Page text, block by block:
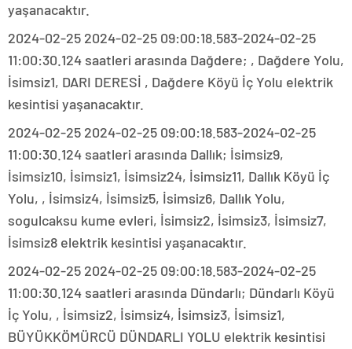
yaşanacaktır.
2024-02-25 2024-02-25 09:00:18.583-2024-02-25
11:00:30.124 saatleri arasında Dağdere; , Dağdere Yolu,
İsimsiz1, DARI DERESİ , Dağdere Köyü İç Yolu elektrik
kesintisi yaşanacaktır.
2024-02-25 2024-02-25 09:00:18.583-2024-02-25
11:00:30.124 saatleri arasında Dallık; İsimsiz9,
İsimsiz10, İsimsiz1, İsimsiz24, İsimsiz11, Dallık Köyü İç
Yolu, , İsimsiz4, İsimsiz5, İsimsiz6, Dallık Yolu,
sogulcaksu kume evleri, İsimsiz2, İsimsiz3, İsimsiz7,
İsimsiz8 elektrik kesintisi yaşanacaktır.
2024-02-25 2024-02-25 09:00:18.583-2024-02-25
11:00:30.124 saatleri arasında Dündarlı; Dündarlı Köyü
İç Yolu, , İsimsiz2, İsimsiz4, İsimsiz3, İsimsiz1,
BÜYÜKKÖMÜRCÜ DÜNDARLI YOLU elektrik kesintisi